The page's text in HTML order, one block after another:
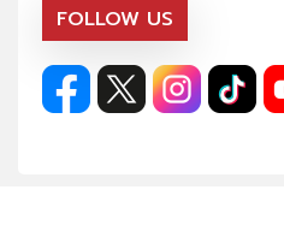
FOLLOW US